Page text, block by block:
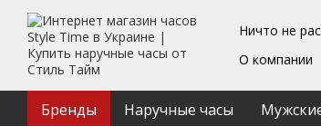
Перейти к основному контенту
Ничто не
О компании
Бренды Наручные часы